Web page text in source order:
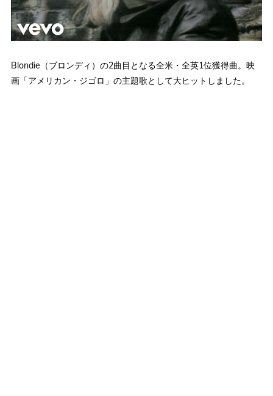
Blondie（ブロンディ）の2曲目となる全米・全英1位獲得曲。映
画「アメリカン・ジゴロ」の主題歌として大ヒットしました。